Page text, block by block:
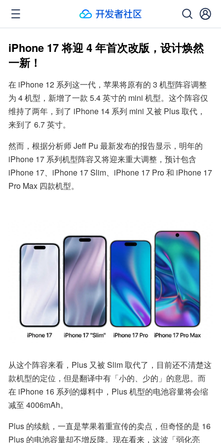
iPhone 17 将迎 4 年首次改版，设计焕然
一新！
在 iPhone 12 系列这一代，苹果将原有的 3 机型阵容调整
为 4 机型，新增了一款 5.4 英寸的 mini 机型。这个阵容仅
维持了两年，到了 iPhone 14 系列 mini 又被 Plus 取代，
来到了 6.7 英寸。
然而，根据分析师 Jeff Pu 最新发布的报告显示，明年的
iPhone 17 系列机型阵容又将迎来重大调整，预计包含
iPhone 17、iPhone 17 Slim、iPhone 17 Pro 和 iPhone 17
Pro Max 四款机型。
从这个阵容来看，Plus 又被 Slim 取代了，目前还不清楚这
款机型的定位，但是翻译中有「小的、少的」的意思。而
在 iPhone 16 系列的爆料中，Plus 机型的电池容量将会缩
减至 4006mAh。
Plus 的续航，一直是苹果着重宣传的卖点，但奇怪的是 16
Plus 的电池容量却不增反降。现在看来，这波「弱化亮